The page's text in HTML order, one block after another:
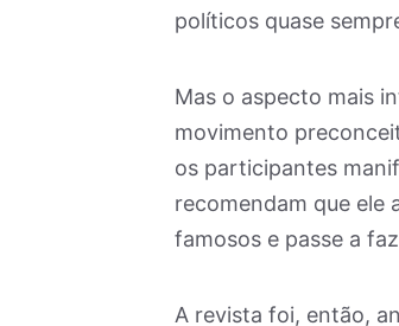
políticos quase
Mas o aspecto mais
movimento
os participantes
recomendam que ele
famosos e passe a
A revista foi, então,